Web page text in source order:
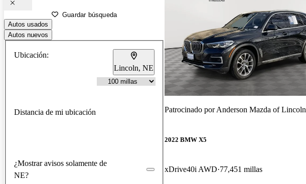
Guardar búsqueda
Autos usados
Autos nuevos
Ubicación:
Lincoln, NE
Distancia de mi ubicación
¿Mostrar avisos solamente de
NE?
Patrocinado porAnderson Mazda of Lincoln
2022 BMW X5
xDrive40i AWD 77,451 millas